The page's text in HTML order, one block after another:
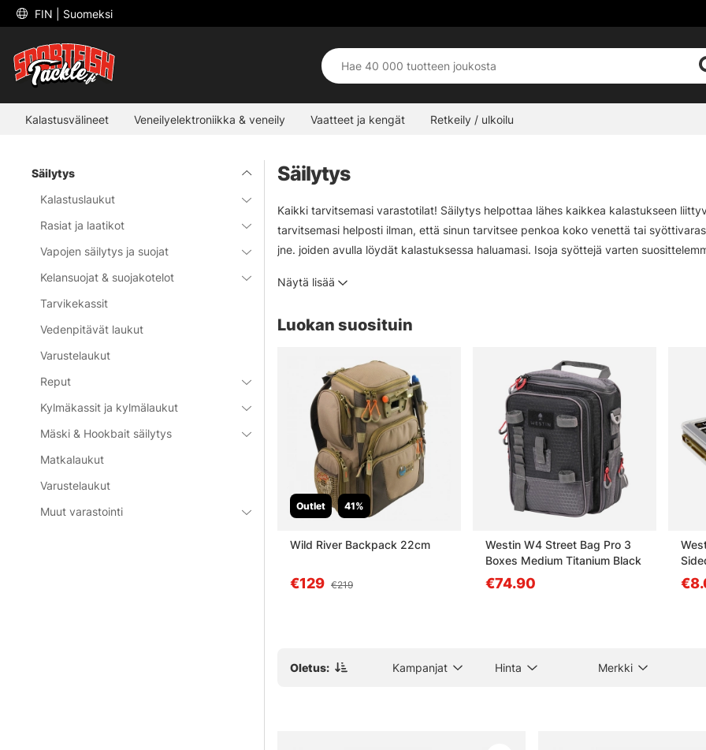
FIN | Suomeksi
Kalastusvälineet Veneilyelektroniikka & veneily Vaatteet ja kengät Retkeily / ulkoilu
Säilytys
Kalastuslaukut
Rasiat ja laatikot
Vapojen säilytys ja suojat
Kelansuojat & suojakotelot
Tarvikekassit
Vedenpitävät laukut
Varustelaukut
Reput
Kylmäkassit ja kylmälaukut
Mäski & Hookbait säilytys
Matkalaukut
Varustelaukut
Muut varastointi
Säilytys
Kaikki tarvitsemasi varastotilat! Säilytys helpottaa lähes kaikkea kalastukseen
tarvitsemasi helposti ilman, että sinun tarvitsee penkoa koko venettä tai
jne. joiden avulla löydät kalastuksessa haluamasi. Isoja syöttejä varten
pienemmille pusseille suositellaan 3600/3630-mallia (syvempi) tai pienempää
Näytä lisää
Luokan suosituin
Outlet 41%
Wild River Backpack 22cm
€129 €219
Westin W4 Street Bag Pro 3
Boxes Medium Titanium Black
€74.90
Oletus: Kampanjat Hinta Merkki